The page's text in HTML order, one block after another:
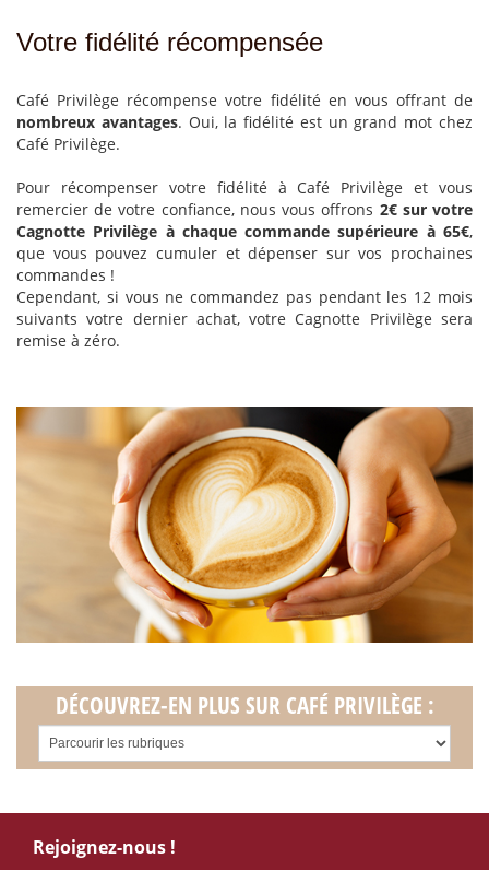
Votre fidélité récompensée
Café Privilège récompense votre fidélité en vous offrant de
nombreux avantages. Oui, la fidélité est un grand mot chez
Café Privilège.
Pour récompenser votre fidélité à Café Privilège et vous
remercier de votre confiance, nous vous offrons 2€ sur votre
Cagnotte Privilège à chaque commande supérieure à 65€,
que vous pouvez cumuler et dépenser sur vos prochaines
commandes !
Cependant, si vous ne commandez pas pendant les 12 mois
suivants votre dernier achat, votre Cagnotte Privilège sera
remise à zéro.
DÉCOUVREZ-EN PLUS SUR CAFÉ PRIVILÈGE :
Rejoignez-nous !